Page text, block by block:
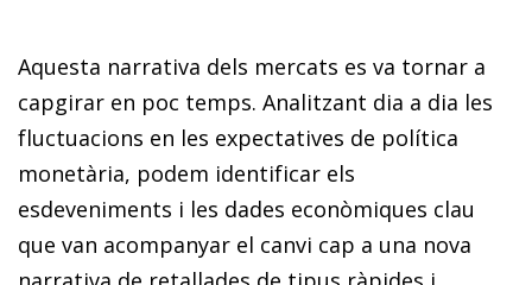
Aquesta narrativa dels mercats es va tornar a
capgirar en poc temps. Analitzant dia a dia les
fluctuacions en les expectatives de política
monetària, podem identificar els
esdeveniments i les dades econòmiques clau
que van acompanyar el canvi cap a una nova